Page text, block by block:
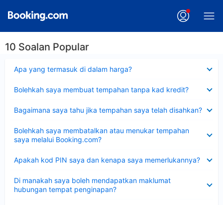
10 Soalan Popular
Apa yang termasuk di dalam harga?
Bolehkah saya membuat tempahan tanpa kad kredit?
Bagaimana saya tahu jika tempahan saya telah disahkan?
Bolehkah saya membatalkan atau menukar tempahan
saya melalui Booking.com?
Apakah kod PIN saya dan kenapa saya memerlukannya?
Di manakah saya boleh mendapatkan maklumat
hubungan tempat penginapan?